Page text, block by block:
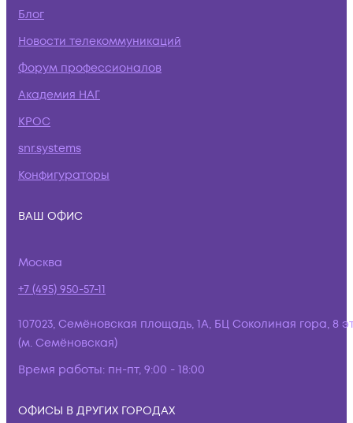
Блог
Новости телекоммуникаций
Форум профессионалов
Академия НАГ
КРОС
snr.systems
Конфигураторы
ВАШ ОФИС
Москва
+7 (495) 950-57-11
107023, Семёновская площадь, 1А, БЦ Соколиная гора, 8
(м. Семёновская)
Время работы: пн-пт, 9:00 - 18:00
ОФИСЫ В ДРУГИХ ГОРОДАХ